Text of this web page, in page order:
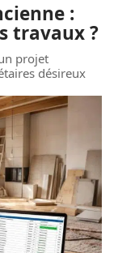
:
travaux ?
projet
désireux